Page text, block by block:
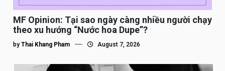
MF Opinion: Tại sao ngày càng nhiều người chạy
theo xu hướng “Nước hoa Dupe”?
by Thai Khang Pham August 7, 2026